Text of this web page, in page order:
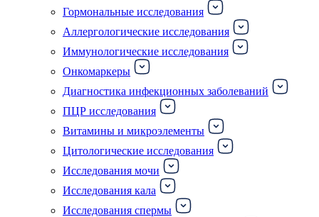
Гормональные исследования
Аллергологические исследования
Иммунологические исследования
Онкомаркеры
Диагностика инфекционных заболеваний
ПЦР исследования
Витамины и микроэлементы
Цитологические исследования
Исследования мочи
Исследования кала
Исследования спермы